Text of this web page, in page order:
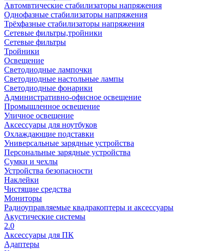
Автомвтические стабилизаторы напряжения
Однофазные стабилизаторы напряжения
Трёхфазные стабилизаторы напряжения
Сетевые фильтры,тройники
Сетевые фильтры
Тройники
Освещение
Светодиодные лампочки
Светодиодные настольные лампы
Светодиодные фонарики
Административно-офисное освещение
Промышленное освещение
Уличное освещение
Аксессуары для ноутбуков
Охлаждающие подставки
Универсальные зарядные устройства
Персональные зарядные устройства
Сумки и чехлы
Устройства безопасности
Наклейки
Чистящие средства
Мониторы
Радиоуправляемые квадракоптеры и аксессуары
Акустические системы
2.0
Аксессуары для ПК
Адаптеры